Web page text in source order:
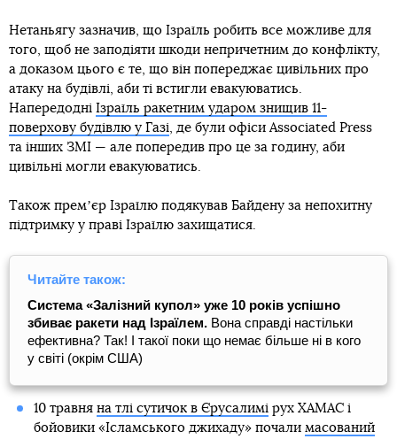
Нетаньягу зазначив, що Ізраїль робить все можливе для
того, щоб не заподіяти шкоди непричетним до конфлікту,
а доказом цього є те, що він попереджає цивільних про
атаку на будівлі, аби ті встигли евакуюватись.
Напередодні Ізраїль ракетним ударом знищив 11-
поверхову будівлю у Газі , де були офіси Associated Press
та інших ЗМІ — але попередив про це за годину, аби
цивільні могли евакуюватись.
Також премʼєр Ізраїлю подякував Байдену за непохитну
підтримку у праві Ізраїлю захищатися.
Читайте також:
Система «Залізний купол» уже 10 років успішно
збиває ракети над Ізраїлем. Вона справді настільки
ефективна? Так! І такої поки що немає більше ні в кого
у світі (окрім США)
10 травня на тлі сутичок в Єрусалимі рух ХАМАС і
бойовики «Ісламського джихаду» почали масований